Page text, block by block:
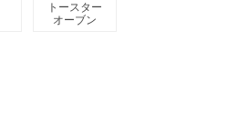
トースター
オーブン